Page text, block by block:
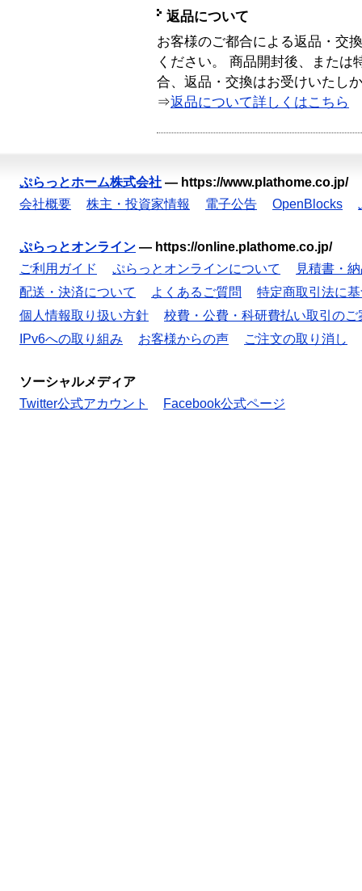
返品について
お客様のご都合による返品・交
ください。 商品開封後、または
合、返品・交換はお受けいたし
⇒返品について詳しくはこちら
ぷらっとホーム株式会社 — https://www.plathome.co.jp/
会社概要
株主・投資家情報 電子公告 OpenBlocks
ぷらっとオンライン — https://online.plathome.co.jp/
ご利用ガイド
ぷらっとオンラインについて
見積書・
配送・決済について
よくあるご質問
特定商取引法に
個人情報取り扱い方針
校費・公費・科研費払い取引のご
IPv6への取り組み
お客様からの声 ご注文の取り消し
ソーシャルメディア
Twitter公式アカウント
Facebook公式ページ